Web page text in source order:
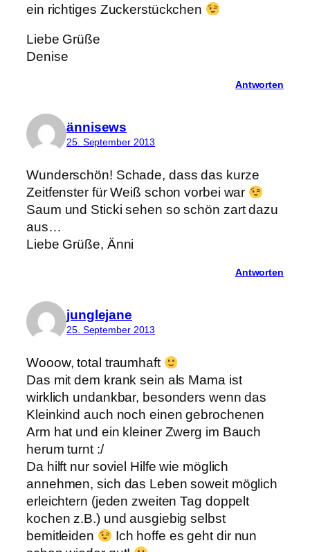
ein richtiges Zuckerstückchen
Liebe Grüße
Denise
Antworten
ännisews
25. September 2013
Wunderschön! Schade, dass das kurze
Zeitfenster für Weiß schon vorbei war
Saum und Sticki sehen so schön zart dazu
aus…
Liebe Grüße, Änni
Antworten
junglejane
25. September 2013
Wooow, total traumhaft
Das mit dem krank sein als Mama ist
wirklich undankbar, besonders wenn das
Kleinkind auch noch einen gebrochenen
Arm hat und ein kleiner Zwerg im Bauch
herum turnt :/
Da hilft nur soviel Hilfe wie möglich
annehmen, sich das Leben soweit möglich
erleichtern (jeden zweiten Tag doppelt
kochen z.B.) und ausgiebig selbst
bemitleiden
Ich hoffe es geht dir nun